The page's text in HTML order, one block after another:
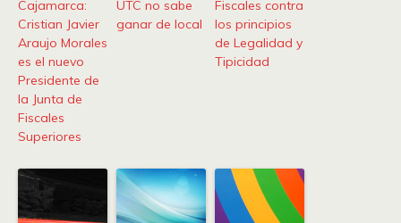
Cajamarca:
Cristian Javier
Araujo Morales
es el nuevo
Presidente de
la Junta de
Fiscales
Superiores
UTC no sabe
ganar de local
Fiscales contra
los principios
de Legalidad y
Tipicidad